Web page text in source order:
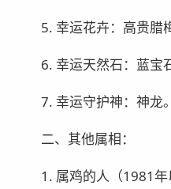
5. 幸运花卉：高贵腊
6. 幸运天然石：蓝宝
7. 幸运守护神：神龙。
二、其他属相：
1. 属鸡的人（1981